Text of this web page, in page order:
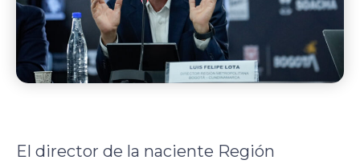
El director de la naciente Región